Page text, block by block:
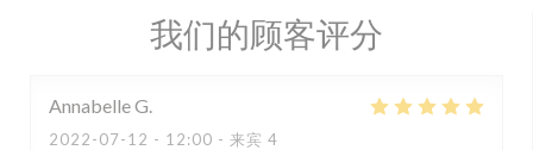
我们的顾客评分
AnnabelleG
2022-07-12 - 12:00 - 来宾 4